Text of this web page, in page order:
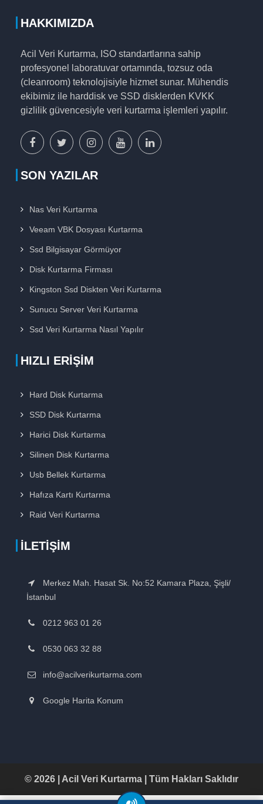
HAKKIMIZDA
Acil Veri Kurtarma, ISO standartlarına sahip
profesyonel laboratuvar ortamında, tozsuz oda
(cleanroom) teknolojisiyle hizmet sunar. Mühendis
ekibimiz ile harddisk ve SSD disklerden KVKK
gizlilik güvencesiyle veri kurtarma işlemleri yapılır.
facebook
sayfamız
x
sayfamız
instagram
sayfamız
youtube
sayfamız
SON YAZILAR
Nas Veri Kurtarma
Veeam VBK Dosyası Kurtarma
Ssd Bilgisayar Görmüyor
Disk Kurtarma Firması
Kingston Ssd Diskten Veri Kurtarma
Sunucu Server Veri Kurtarma
Ssd Veri Kurtarma Nasıl Yapılır
HIZLI ERIŞIM
Hard Disk Kurtarma
SSD Disk Kurtarma
Harici Disk Kurtarma
Silinen Disk Kurtarma
Usb Bellek Kurtarma
Hafıza Kartı Kurtarma
Raid Veri Kurtarma
İLETIŞIM
Merkez Mah. Hasat Sk. No:52 Kamara Plaza, Şişli/
İstanbul
0212 963 01 26
0530 063 32 88
info@acilverikurtarma.com
Google Harita Konum
© 2026 | Acil Veri Kurtarma | Tüm Hakları Saklıdır